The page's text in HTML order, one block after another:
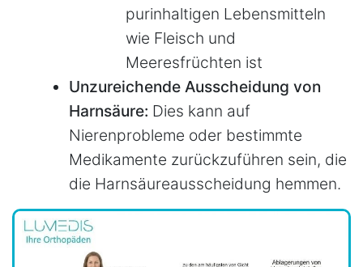
purinhaltigen Lebensmitteln
wie Fleisch und
Meeresfrüchten ist
Unzureichende Ausscheidung von
Harnsäure: Dies kann auf
Nierenprobleme oder bestimmte
Medikamente zurückzuführen sein, die
die Harnsäureausscheidung hemmen.